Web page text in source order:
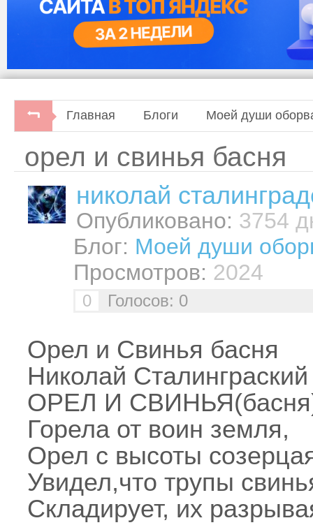
Главная Блоги Моей души
орел и свинья басня
николай
Опубликовано: 3754
Блог: Моей души
Просмотров: 2024
0 Голосов: 0
Орел и Свинья басня
Николай Сталинграский
ОРЕЛ И
Горела от воин земля,
Орел с высоты
Увидел,что трупы
Складирует, их